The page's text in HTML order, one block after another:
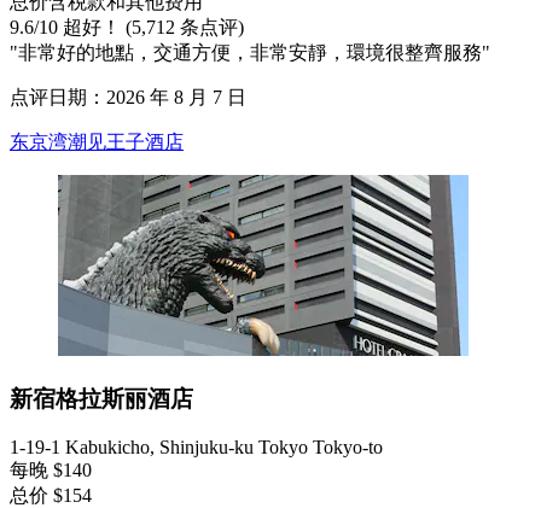
9.6/10 超好！ (5,712 条点评)
"非常好的地點，交通方便，非常安靜，環境很整齊服務"
点评日期：2026 年 8 月 7 日
东京湾潮见王子酒店
新宿格拉斯丽酒店
1-19-1 Kabukicho, Shinjuku-ku Tokyo Tokyo-to
每晚 $140
总价 $154